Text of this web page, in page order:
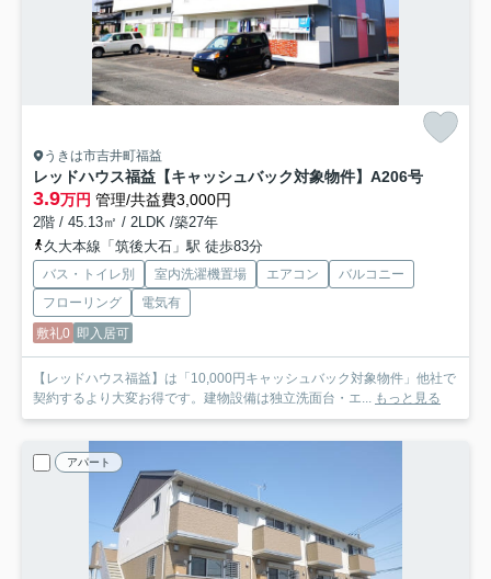
うきは市吉井町福益
レッドハウス福益【キャッシュバック対象物件】 A206号
3.9万円 管理/共益費3,000円
2階 / 45.13㎡ / 2LDK /築27年
久大本線「筑後大石」駅 徒歩83分
バス・トイレ別 室内洗濯機置場 エアコン
バルコニー
フローリング
電気有
敷礼0 即入居可
【レッドハウス福益】は「10,000円キャッシュバック対象物件」他社で
契約するより大変お得です。建物設備は独立洗面台・エ... もっと見る
アパート